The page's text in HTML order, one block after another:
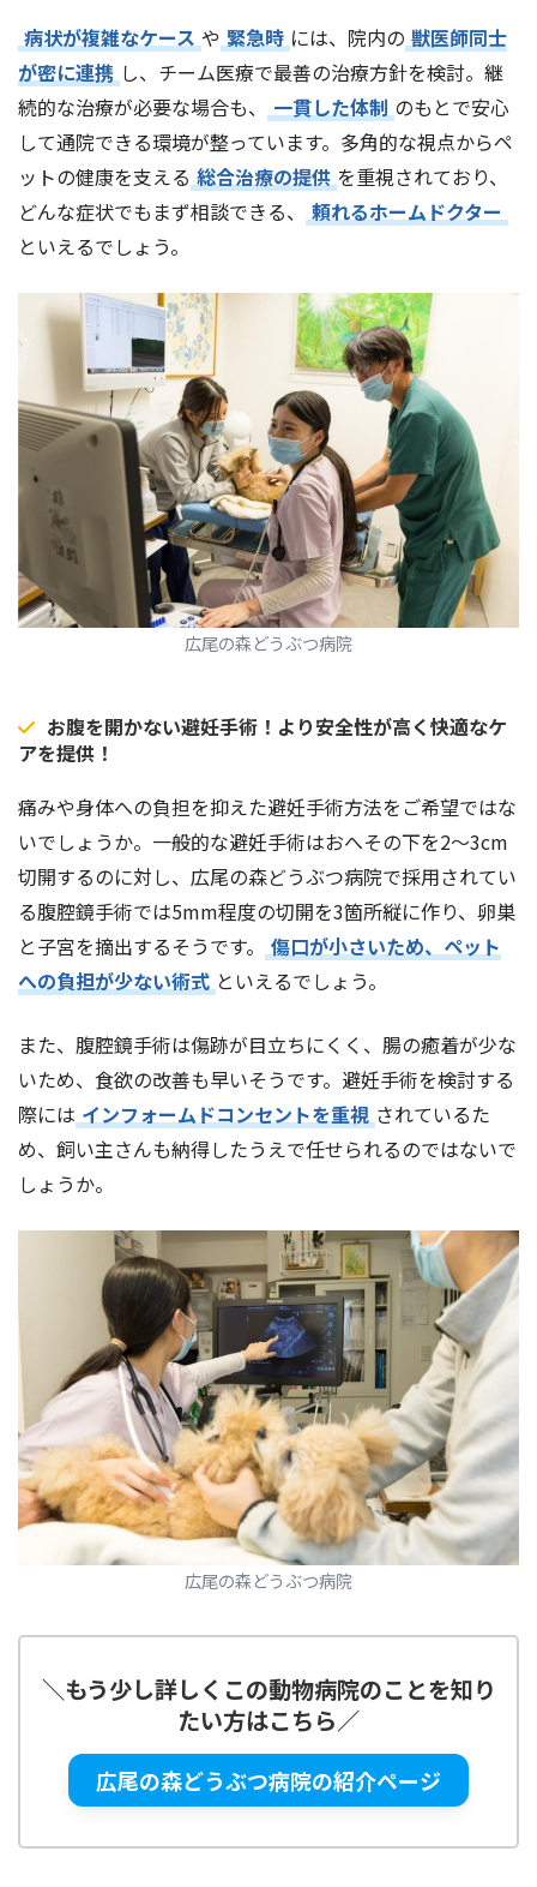
病状が複雑なケース や 緊急時 には、院内の 獣医師同士
が密に連携 し、チーム医療で最善の治療方針を検討。継
続的な治療が必要な場合も、
一貫した体制 のもとで安心
して通院できる環境が整っています。多角的な視点からペ
ットの健康を支える 総合治療の提供 を重視されており、
どんな症状でもまず相談できる、
頼れるホームドクター
といえるでしょう。
広尾の森どうぶつ病院
お腹を開かない避妊手術！より安全性が高く快適なケ
アを提供！
痛みや身体への負担を抑えた避妊手術方法をご希望ではな
いでしょうか。一般的な避妊手術はおへその下を2〜3cm
切開するのに対し、広尾の森どうぶつ病院で採用されてい
る腹腔鏡手術では5mm程度の切開を3箇所縦に作り、卵巣
と子宮を摘出するそうです。
傷口が小さいため、ペット
への負担が少ない術式 といえるでしょう。
また、腹腔鏡手術は傷跡が目立ちにくく、腸の癒着が少な
いため、食欲の改善も早いそうです。避妊手術を検討する
際には インフォームドコンセントを重視 されているた
め、飼い主さんも納得したうえで任せられるのではないで
しょうか。
広尾の森どうぶつ病院
＼もう少し詳しくこの動物病院のことを知り
たい方はこちら／
広尾の森どうぶつ病院の紹介ページ